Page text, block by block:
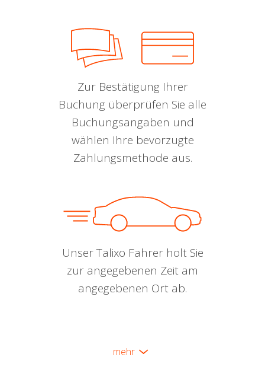
Zur Bestätigung Ihrer
Buchung überprüfen Sie alle
Buchungsangaben und
wählen Ihre bevorzugte
Zahlungsmethode aus.
Unser Talixo Fahrer holt Sie
zur angegebenen Zeit am
angegebenen Ort ab.
mehr